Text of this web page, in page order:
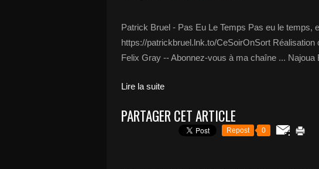
Patrick Bruel - Pas Eu Le Temps Pas eu le temps,
https://patrickbruel.lnk.to/CeSoirOnSort
Felix Gray -- Abonnez-vous à ma chaîne ... Najoua
Lire la suite
PARTAGER CET ARTICLE
Repost 0